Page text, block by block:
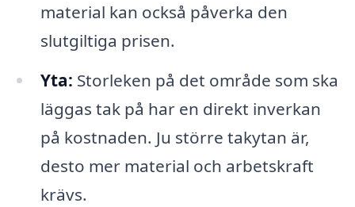
material kan också påverka den
slutgiltiga prisen.
Yta: Storleken på det område som ska
läggas tak på har en direkt inverkan
på kostnaden. Ju större takytan är,
desto mer material och arbetskraft
krävs.